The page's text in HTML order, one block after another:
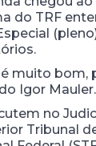
do TRF
muito
Igor Mauler.
no
Tribunal